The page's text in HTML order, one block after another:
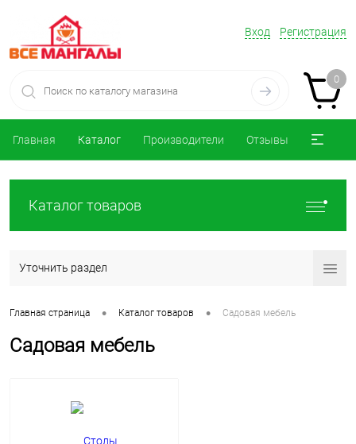
Вход Регистрация
0
Главная Каталог Производители Отзывы
Каталог товаров
Уточнить раздел
Главная страница • Каталог товаров • Садовая мебель
Садовая мебель